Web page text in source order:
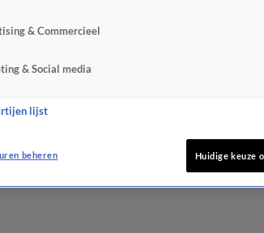
& Commercieel
& Social media
lijst
beheren Huidige keuze